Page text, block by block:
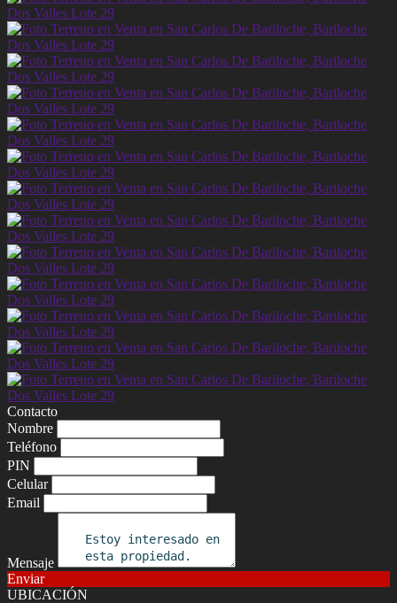
Contacto
Nombre
Teléfono
PIN
Celular
Email
Mensaje
Enviar
UBICACIÓN